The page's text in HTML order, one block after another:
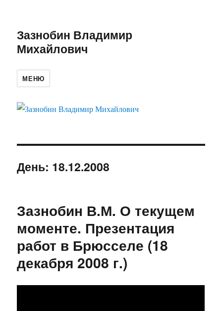
Зазнобин Владимир
Михайлович
МЕНЮ
День: 18.12.2008
Зазнобин В.М. О текущем
моменте. Презентация
работ в Брюсселе (18
декабря 2008 г.)